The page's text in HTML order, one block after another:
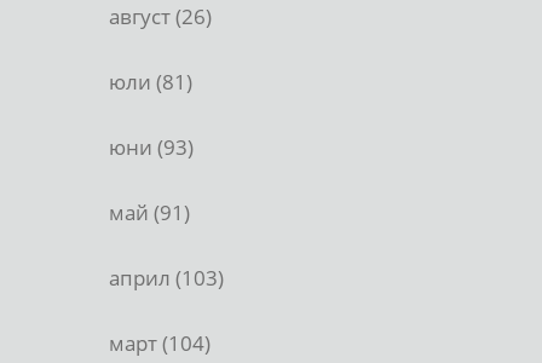
август (26)
юли (81)
юни (93)
май (91)
април (103)
март (104)